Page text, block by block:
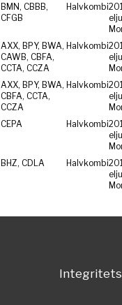
BMN, CBBB,
CFGB
Halvkombi
AXX, BPY, BWA,
CAWB, CBFA,
CCTA, CCZA
Halvkombi
AXX, BPY, BWA,
CBFA, CCTA,
CCZA
Halvkombi
CEPA Halvkombi
BHZ, CDLA Halvkombi